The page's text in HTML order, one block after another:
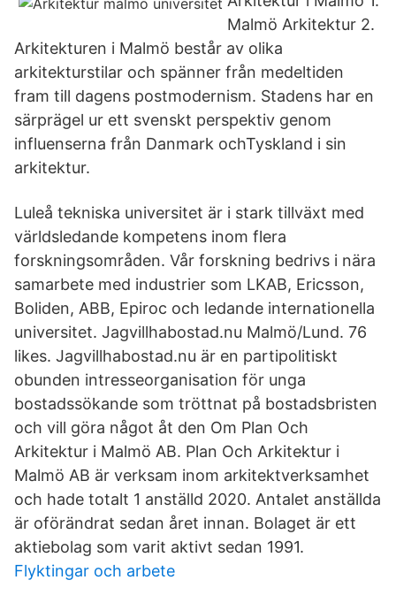
Malmö Arkitektur 2.
Arkitekturen i Malmö består av olika
arkitekturstilar och spänner från medeltiden
fram till dagens postmodernism. Stadens har en
särprägel ur ett svenskt perspektiv genom
influenserna från Danmark ochTyskland i sin
arkitektur.
Luleå tekniska universitet är i stark tillväxt med
världsledande kompetens inom flera
forskningsområden. Vår forskning bedrivs i nära
samarbete med industrier som LKAB, Ericsson,
Boliden, ABB, Epiroc och ledande internationella
universitet. Jagvillhabostad.nu Malmö/Lund. 76
likes. Jagvillhabostad.nu är en partipolitiskt
obunden intresseorganisation för unga
bostadssökande som tröttnat på bostadsbristen
och vill göra något åt den Om Plan Och
Arkitektur i Malmö AB. Plan Och Arkitektur i
Malmö AB är verksam inom arkitektverksamhet
och hade totalt 1 anställd 2020. Antalet anställda
är oförändrat sedan året innan. Bolaget är ett
aktiebolag som varit aktivt sedan 1991.
Flyktingar och arbete